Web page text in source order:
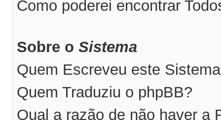
Como poderei encontrar
Sobre o Sistema
Quem Escreveu este
Quem Traduziu o phpBB?
Qual a razão de não haver a